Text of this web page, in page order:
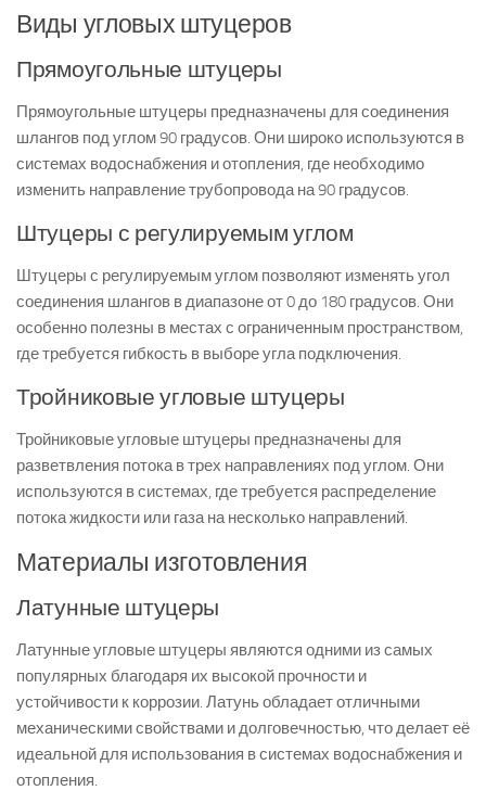
Виды угловых штуцеров
Прямоугольные штуцеры
Прямоугольные штуцеры предназначены для соединения
шлангов под углом 90 градусов. Они широко используются в
системах водоснабжения и отопления, где необходимо
изменить направление трубопровода на 90 градусов.
Штуцеры с регулируемым углом
Штуцеры с регулируемым углом позволяют изменять угол
соединения шлангов в диапазоне от 0 до 180 градусов. Они
особенно полезны в местах с ограниченным пространством,
где требуется гибкость в выборе угла подключения.
Тройниковые угловые штуцеры
Тройниковые угловые штуцеры предназначены для
разветвления потока в трех направлениях под углом. Они
используются в системах, где требуется распределение
потока жидкости или газа на несколько направлений.
Материалы изготовления
Латунные штуцеры
Латунные угловые штуцеры являются одними из самых
популярных благодаря их высокой прочности и
устойчивости к коррозии. Латунь обладает отличными
механическими свойствами и долговечностью, что делает её
идеальной для использования в системах водоснабжения и
отопления.